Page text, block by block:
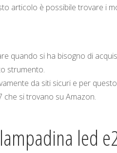
articolo è possibile trovare i
quando si ha bisogno di
strumento.
da siti sicuri e per
che si trovano su Amazon.
led